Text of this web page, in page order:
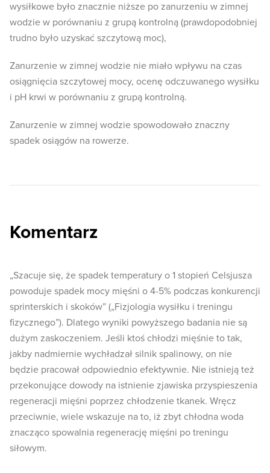
wysiłkowe było znacznie niższe po zanurzeniu w zimnej
wodzie w porównaniu z grupą kontrolną (prawdopodobniej
trudno było uzyskać szczytową moc),
Zanurzenie w zimnej wodzie nie miało wpływu na czas
osiągnięcia szczytowej mocy, ocenę odczuwanego wysiłku
i pH krwi w porównaniu z grupą kontrolną.
Zanurzenie w zimnej wodzie spowodowało znaczny
spadek osiągów na rowerze.
Komentarz
„Szacuje się, że spadek temperatury o 1 stopień Celsjusza
powoduje spadek mocy mięśni o 4-5% podczas konkurencji
sprinterskich i skoków” („Fizjologia wysiłku i treningu
fizycznego”). Dlatego wyniki powyższego badania nie są
dużym zaskoczeniem. Jeśli ktoś chłodzi mięśnie to tak,
jakby nadmiernie wychładzał silnik spalinowy, on nie
będzie pracował odpowiednio efektywnie. Nie istnieją też
przekonujące dowody na istnienie zjawiska przyspieszenia
regeneracji mięśni poprzez chłodzenie tkanek. Wręcz
przeciwnie, wiele wskazuje na to, iż zbyt chłodna woda
znacząco spowalnia regenerację mięśni po treningu
siłowym.